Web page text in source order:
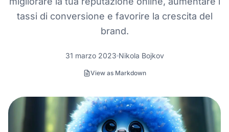
tassi di conversione e favorire la crescita del
brand.
31 marzo 2023 Nikola Bojkov
View as Markdown